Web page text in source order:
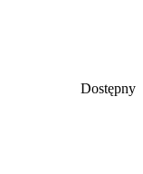
Dostępny